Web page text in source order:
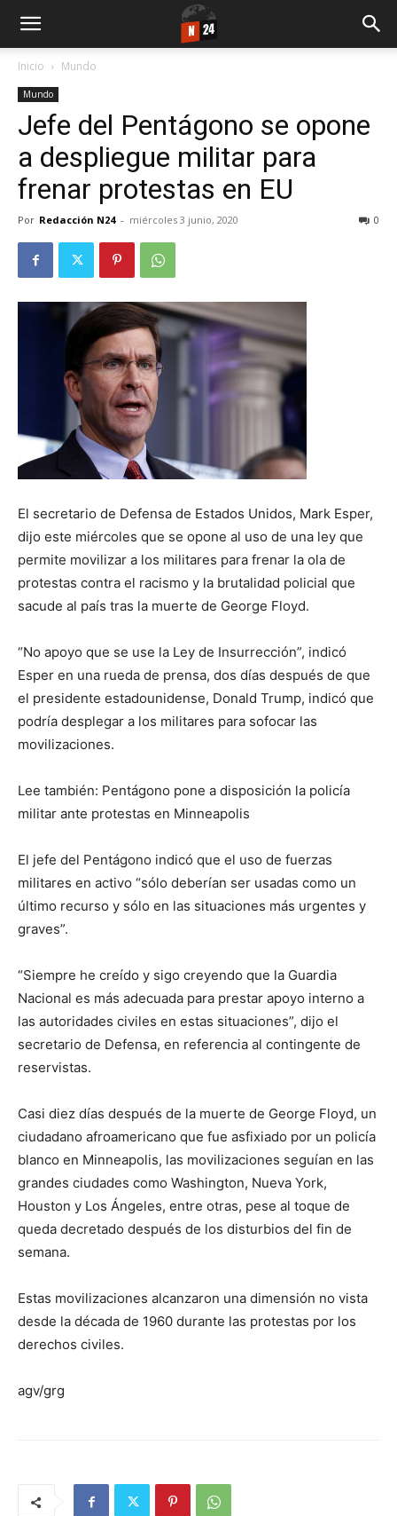
Inicio Mundo
Mundo
Jefe del Pentágono se opone
a despliegue militar para
frenar protestas en EU
Por Redacción N24 - miércoles 3 junio, 2020 0
El secretario de Defensa de Estados Unidos, Mark Esper,
dijo este miércoles que se opone al uso de una ley que
permite movilizar a los militares para frenar la ola de
protestas contra el racismo y la brutalidad policial que
sacude al país tras la muerte de George Floyd.
“No apoyo que se use la Ley de Insurrección”, indicó
Esper en una rueda de prensa, dos días después de que
el presidente estadounidense, Donald Trump, indicó que
podría desplegar a los militares para sofocar las
movilizaciones.
Lee también: Pentágono pone a disposición la policía
militar ante protestas en Minneapolis
El jefe del Pentágono indicó que el uso de fuerzas
militares en activo “sólo deberían ser usadas como un
último recurso y sólo en las situaciones más urgentes y
graves”.
“Siempre he creído y sigo creyendo que la Guardia
Nacional es más adecuada para prestar apoyo interno a
las autoridades civiles en estas situaciones”, dijo el
secretario de Defensa, en referencia al contingente de
reservistas.
Casi diez días después de la muerte de George Floyd, un
ciudadano afroamericano que fue asfixiado por un policía
blanco en Minneapolis, las movilizaciones seguían en las
grandes ciudades como Washington, Nueva York,
Houston y Los Ángeles, entre otras, pese al toque de
queda decretado después de los disturbios del fin de
semana.
Estas movilizaciones alcanzaron una dimensión no vista
desde la década de 1960 durante las protestas por los
derechos civiles.
agv/grg